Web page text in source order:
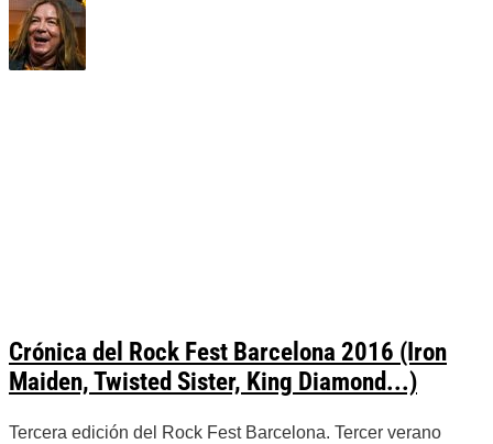
Crónica del Rock Fest Barcelona 2016 (Iron
Maiden, Twisted Sister, King Diamond...)
Tercera edición del Rock Fest Barcelona. Tercer verano